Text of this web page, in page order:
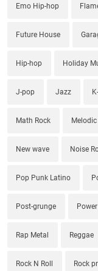
Emo Hip-hop
Future House
Hip-hop Holiday
J-pop Jazz
Math Rock
New wave Noise
Pop Punk Latino
Post-grunge
Rap Metal Reggae
Rock N Roll Rock